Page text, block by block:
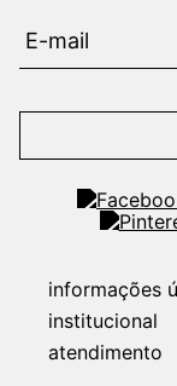
informações
institucional
atendimento